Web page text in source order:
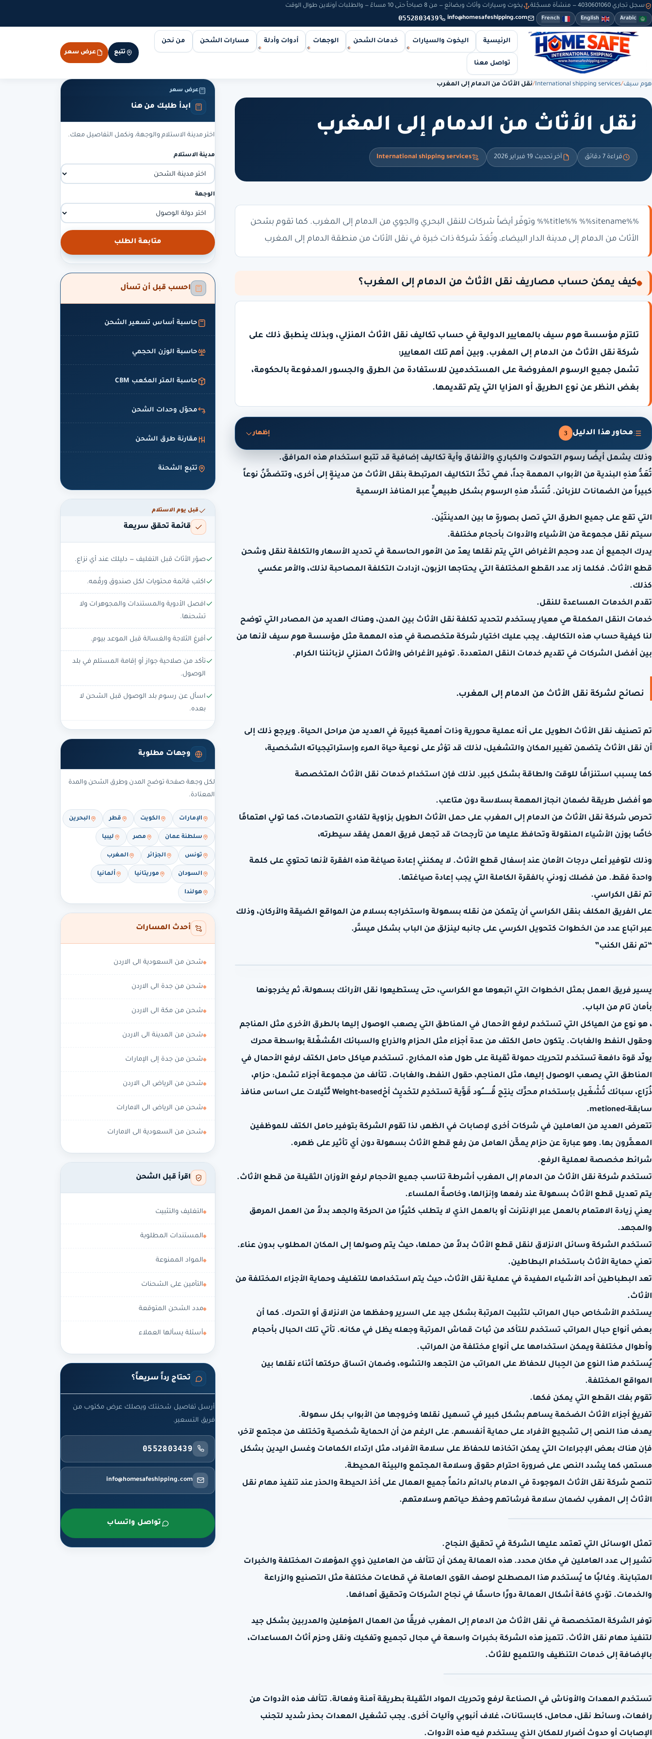
سجل تجاري 4030601060 — منشأة مسجّلة يخوت وسيارات وأثاث وبضائع — من 8 صباحاً حتى 10 مساءً — والطلبات أونلاين طوال الوقت
Arabic
English
French
info@homesafeshipping.com
0552803439
الرئيسية اليخوت والسيارات خدمات الشحن الوجهات أدوات وأدلة مسارات الشحن من نحن
تواصل معنا
تتبع عرض سعر
هوم سيف/
International shipping services
/نقل الأثاث من الدمام إلى المغرب
نقل الأثاث من الدمام إلى المغرب
قراءة 7 دقائق آخر تحديث 19 فبراير 2026 International shipping services
%%title%% %%sitename%% وتوفّر أيضاً شركات للنقل البحري والجوي من الدمام إلى المغرب. كما تقوم بشحن
الأثاث من الدمام إلى مدينة الدار البيضاء، وتُعَدّ شركة ذات خبرة في نقل الأثاث من منطقة الدمام إلى المغرب
كيف يمكن حساب مصاريف نقل الأثاث من الدمام إلى المغرب؟
تلتزم مؤسسة هوم سيف بالمعايير الدولية في حساب تكاليف نقل الأثاث المنزلي، وبذلك ينطبق ذلك على
شركة نقل الأثاث من الدمام إلى المغرب. وبين أهم تلك المعايير:
تشمل جميع الرسوم المفروضة على المستخدمين للاستفادة من الطرق والجسور المدفوعة بالحكومة،
بغض النظر عن نوع الطريق أو المزايا التي يتم تقديمها.
محاور هذا الدليل 3 إظهار
وذلك يشمل أيضًا رسوم التحولات والكباري والأنفاق وأية تكاليف إضافية قد تتبع استخدام هذه المرافق.
تُعَدُّ هذهِ البندية من الأبواب المهمة جداً، فهي تحِّدُ التكاليف المرتبطة بنقل الأثاث من مدينةٍ إلى أخرى، وتتضمَّنُ نوعاً
كبيراً من الضمانات للزبائن. تُسَدَّد هذهِ الرسوم بشكل طبيعيٍّ عبر المنافذ الرسمية
التي تقع على جميع الطرق التي تصل بصورةٍ ما بين المدينتَيْن.
سيتم نقل مجموعة من الأشياء والأدوات بأحجام مختلفة.
يدرك الجميع أن عدد وحجم الأغراض التي يتم نقلها يعدّ من الأمور الحاسمة في تحديد الأسعار والتكلفة لنقل وشحن
قطع الأثاث. فكلما زاد عدد القطع المختلفة التي يحتاجها الزبون، ازدادت التكلفة المصاحبة لذلك، والأمر عكسي
كذلك.
تقدم الخدمات المساعدة للنقل.
خدمات النقل المكملة هي معيار يستخدم لتحديد تكلفة نقل الأثاث بين المدن، وهناك العديد من المصادر التي توضح
لنا كيفية حساب هذه التكاليف. يجب عليك اختيار شركة متخصصة في هذه المهمة مثل مؤسسة هوم سيف لأنها من
بين أفضل الشركات في تقديم خدمات النقل المتعددة. توفير الأغراض والأثاث المنزلي لزبائننا الكرام.
نصائح لشركة نقل الأثاث من الدمام إلى المغرب.
تم تصنيف نقل الأثاث الطويل على أنه عملية محورية وذات أهمية كبيرة في العديد من مراحل الحياة. ويرجع ذلك إلى
أن نقل الأثاث يتضمن تغيير المكان والتشغيل، لذلك قد تؤثر على نوعية حياة المرء وإستراتيجياته الشخصية،
كما يسبب استنزافًا للوقت والطاقة بشكل كبير. لذلك فإن استخدام خدمات نقل الأثاث المتخصصة
هو أفضل طريقة لضمان انجاز المهمة بسلاسة دون متاعب.
تحرص شركة نقل الأثاث من الدمام إلى المغرب على حمل الأثاث الطويل بزاوية لتفادي التصادمات، كما تولي اهتمامًا
خاصًا بوزن الأشياء المنقولة وتحافظ عليها من تأرجحات قد تجعل فريق العمل يفقد سيطرته،
وذلك لتوفير أعلى درجات الأمان عند إسفال قطع الأثاث. لا يمكنني إعادة صياغة هذه الفقرة لأنها تحتوي على كلمة
واحدة فقط. من فضلك زودني بالفقرة الكاملة التي يجب إعادة صياغتها.
تم نقل الكراسي.
على الفريق المكلف بنقل الكراسي أن يتمكن من نقله بسهولة واستخراجه بسلام من المواقع الضيقة والأركان، وذلك
عبر اتباع عدد من الخطوات كتحويل الكرسي على جانبه لينزلق من الباب بشكل ميسَّر.
“تم نقل الكنب”
يسير فريق العمل بمثل الخطوات التي اتبعوها مع الكراسي، حتى يستطيعوا نقل الأرائك بسهولة، ثم يخرجونها
بأمان تام من الباب.
، هو نوع من الهياكل التي تستخدم لرفع الأحمال في المناطق التي يصعب الوصول إليها بالطرق الأخرى مثل المناجم
وحقول النفط والغابات. يتكون حامل الكتف من عدة أجزاء مثل الحزام والذراع والسبائك المُشغّلة بواسطة محرك
يولّد قوة دافعة تستخدم لتحريك حمولة ثقيلة على طول هذه المخارج. تستخدم هياكل حامل الكتف لرفع الأحمال في
المناطق التي يصعب الوصول إليها، مثل المناجم، حقول النفط، والغابات. تتألف من مجموعة أجزاء تشمل: حزام،
ذُرَاع، سبائك تُشْغَيل بإستخدام محرِّك ينتِج قُــــــــــُود قَوَّية تستخدِم لتحْديِث أحْWeight-based ثَّثيلات على اساس منافذ
سابقة-metioned.
تتعرض العديد من العاملين في شركات أخرى لإصابات في الظهر، لذا تقوم الشركة بتوفير حامل الكتف للموظفين
المعمَّرون بها. وهو عبارة عن حزام يمكِّن العامل من رفع قطع الأثاث بسهولة دون أي تأثير على ظهره.
شرائط مخصصة لعملية الرفع.
تستخدم شركة نقل الأثاث من الدمام إلى المغرب أشرطة تناسب جميع الأحجام لرفع الأوزان الثقيلة من قطع الأثاث.
يتم تعديل قطع الأثاث بسهولة عند رفعها وإنزالها، وخاصةً الملساء.
يعني زيادة الاهتمام بالعمل عبر الإنترنت أو بالعمل الذي لا يتطلب كثيرًا من الحركة والجهد بدلاً من العمل المرهق
والمجهد.
تستخدم الشركة وسائل الانزلاق لنقل قطع الأثاث بدلاً من حملها، حيث يتم وصولها إلى المكان المطلوب بدون عناء.
تعني حماية الأثاث باستخدام البطاطين.
تعد البطباطين أحد الأشياء المفيدة في عملية نقل الأثاث، حيث يتم استخدامها للتغليف وحماية الأجزاء المختلفة من
الأثاث.
يستخدم الأشخاص حبال المراتب لتثبيت المرتبة بشكل جيد على السرير وحفظها من الانزلاق أو التحرك. كما أن
بعض أنواع حبال المراتب تستخدم للتأكد من ثبات قماش المرتبة وجعله يظل في مكانه. تأتي تلك الحبال بأحجام
وأطوال مختلفة ويمكن استخدامها على أنواع مختلفة من المراتب.
يُستخدم هذا النوع من الحِبال للحفاظ على المراتب من التجعد والتشوه، وضمان اتساق حركتها أثناء نقلها بين
المواقع المختلفة.
تقوم بفك القطع التي يمكن فكها.
تفريغ أجزاء الأثاث الضخمة يساهم بشكل كبير في تسهيل نقلها وخروجها من الأبواب بكل سهولة.
يهدف هذا النص إلى تشجيع الأفراد على حماية أنفسهم. على الرغم من أن الحماية شخصية وتختلف من مجتمع لآخر،
فإن هناك بعض الإجراءات التي يمكن اتخاذها للحفاظ على سلامة الأفراد، مثل ارتداء الكمامات وغسل اليدين بشكل
مستمر، كما يشدد النص على ضرورة احترام حقوق وسلامة المجتمع والبيئة المحيطة.
تنصح شركة نقل الأثاث الموجودة في الدمام بالدائم دائماً جميع العمال على أخذ الحيطة والحذر عند تنفيذ مهام نقل
الأثاث إلى المغرب لضمان سلامة فرشاتهم وحفظ حياتهم وسلامتهم.
تمثل الوسائل التي تعتمد عليها الشركة في تحقيق النجاح.
تشير إلى عدد العاملين في مكان محدد. هذه العمالة يمكن أن تتألف من العاملين ذوي المؤهلات المختلفة والخبرات
المتباينة. وغالبًا ما يُستخدم هذا المصطلح لوصف القوى العاملة في قطاعات مختلفة مثل التصنيع والزراعة
والخدمات. تؤدي كافة أشكال العمالة دورًا حاسمًا في نجاح الشركات وتحقيق أهدافها.
توفر الشركة المتخصصة في نقل الأثاث من الدمام إلى المغرب فريقًا من العمال المؤهلين والمدربين بشكل جيد
لتنفيذ مهام نقل الأثاث. تتميز هذه الشركة بخبرات واسعة في مجال تجميع وتفكيك ونقل وحزم أثاث المساعدات،
بالإضافة إلى خدمات التنظيف والتلميع للأثاث.
تستخدم المعدات والأوناش في الصناعة لرفع وتحريك المواد الثقيلة بطريقة آمنة وفعالة. تتألف هذه الأدوات من
رافعات، وسائط نقل، محامل، كابستانات، غلاف أنبوبي وآليات أخرى. يجب تشغيل المعدات بحذر شديد لتجنب
الإصابات أو حدوث أضرار للمكان الذي يستخدم فيه هذه الأدوات.
عرض سعر
ابدأ طلبك من هنا
اختر مدينة الاستلام والوجهة، ونكمل التفاصيل معك.
مدينة الاستلام
الوجهة
متابعة الطلب
احسب قبل أن تسأل
حاسبة أساس تسعير الشحن
حاسبة الوزن الحجمي
حاسبة المتر المكعب CBM
محوّل وحدات الشحن
مقارنة طرق الشحن
تتبع الشحنة
قبل يوم الاستلام
قائمة تحقق سريعة
صوّر الأثاث قبل التغليف — دليلك عند أي نزاع.
اكتب قائمة محتويات لكل صندوق ورقّمه.
افصل الأدوية والمستندات والمجوهرات ولا
تشحنها.
أفرغ الثلاجة والغسالة قبل الموعد بيوم.
تأكد من صلاحية جواز أو إقامة المستلم في بلد
الوصول.
اسأل عن رسوم بلد الوصول قبل الشحن لا
بعده.
وجهات مطلوبة
لكل وجهة صفحة توضح المدن وطرق الشحن والمدة
المعتادة.
الإمارات الكويت قطر البحرين
سلطنة عمان مصر ليبيا
تونس الجزائر المغرب
السودان موريتانيا ألمانيا
هولندا
أحدث المسارات
شحن من السعودية الى الاردن
شحن من جدة الى الاردن
شحن من مكة الى الاردن
شحن من المدينة الى الاردن
شحن من جدة إلى الإمارات
شحن من الرياض الى الاردن
شحن من الرياض الى الامارات
شحن من السعودية الى الامارات
اقرأ قبل الشحن
التغليف والتثبيت
المستندات المطلوبة
المواد الممنوعة
التأمين على الشحنات
مدد الشحن المتوقعة
أسئلة يسألها العملاء
تحتاج رداً سريعاً؟
أرسل تفاصيل شحنتك ويصلك عرض مكتوب من
فريق التسعير.
0552803439
info@homesafeshipping.com
تواصل واتساب